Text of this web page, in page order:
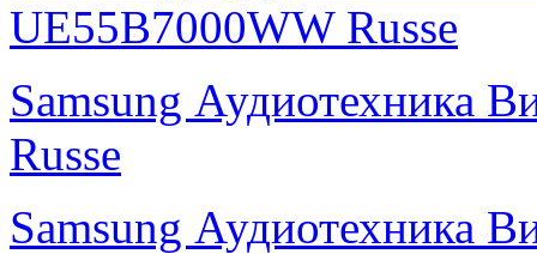
UE55B7000WW Russe
Samsung Аудиотехника
Russe
Samsung Аудиотехника